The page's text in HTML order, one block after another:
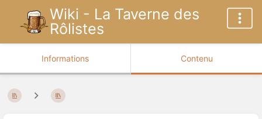
Wiki - La Taverne des
Rôlistes
Informations Contenu